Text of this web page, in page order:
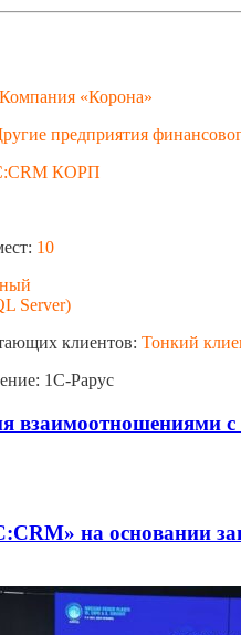
«Корона»
предприятия
КОРП
10
Server)
клиентов: Тонкий
1С-Рарус
на основании